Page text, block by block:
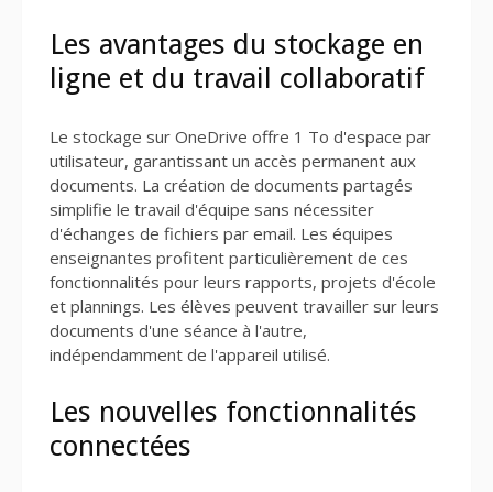
Les avantages du stockage en
ligne et du travail collaboratif
Le stockage sur OneDrive offre 1 To d'espace par
utilisateur, garantissant un accès permanent aux
documents. La création de documents partagés
simplifie le travail d'équipe sans nécessiter
d'échanges de fichiers par email. Les équipes
enseignantes profitent particulièrement de ces
fonctionnalités pour leurs rapports, projets d'école
et plannings. Les élèves peuvent travailler sur leurs
documents d'une séance à l'autre,
indépendamment de l'appareil utilisé.
Les nouvelles fonctionnalités
connectées